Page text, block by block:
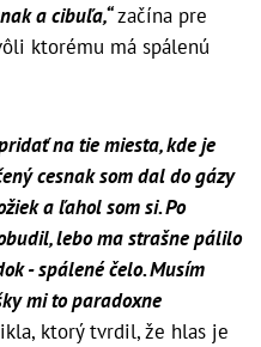
a cibuľa,“začína pre
ktorému má spálenú
na tie miesta, kde je
cesnak som dal do gázy
a ľahol som si. Po
lebo ma strašne pálilo
- spálené čelo. Musím
mi to paradoxne
ktorý tvrdil, že hlas je